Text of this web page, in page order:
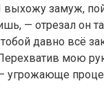
выхожу замуж,
— отрезал он
давно всё
мою